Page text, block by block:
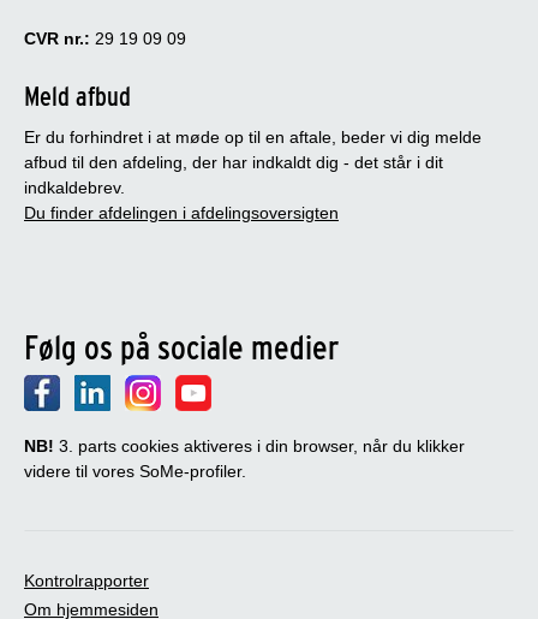
CVR nr.: 29 19 09 09
Meld afbud
Er du forhindret i at møde op til en aftale, beder vi dig melde
afbud til den afdeling, der har indkaldt dig - det står i dit
indkaldebrev.
Du finder afdelingen i afdelingsoversigten
Følg os på sociale medier
NB! 3. parts cookies aktiveres i din browser, når du klikker
videre til vores SoMe-profiler.
Kontrolrapporter
Om hjemmesiden